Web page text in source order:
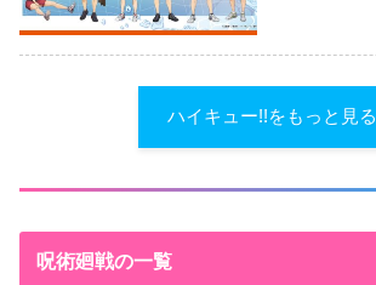
ハイキュー!!をもっと見る
呪術廻戦の一覧